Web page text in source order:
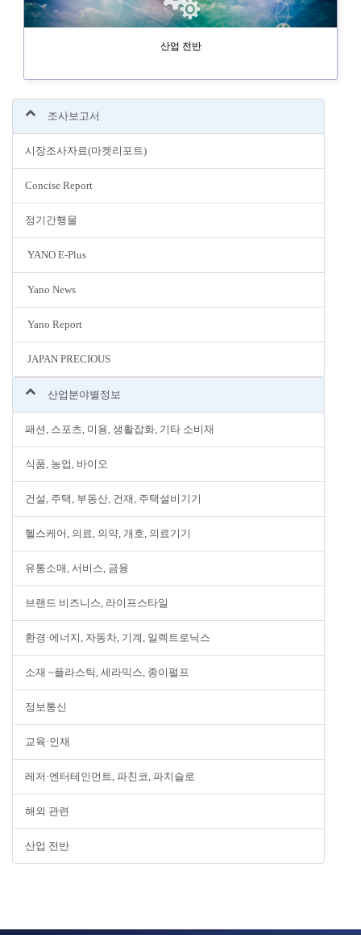
산업 전반
조사보고서
시장조사자료(마켓리포트)
Concise Report
정기간행물
YANO E-Plus
Yano News
Yano Report
JAPAN PRECIOUS
산업분야별정보
패션, 스포츠, 미용, 생활잡화, 기타 소비재
식품, 농업, 바이오
건설, 주택, 부동산, 건재, 주택설비기기
헬스케어, 의료, 의약, 개호, 의료기기
유통소매, 서비스, 금융
브랜드 비즈니스, 라이프스타일
환경·에너지, 자동차, 기계, 일렉트로닉스
소재 ~플라스틱, 세라믹스, 종이펄프
정보통신
교육·인재
레저·엔터테인먼트, 파친코, 파치슬로
해외 관련
산업 전반